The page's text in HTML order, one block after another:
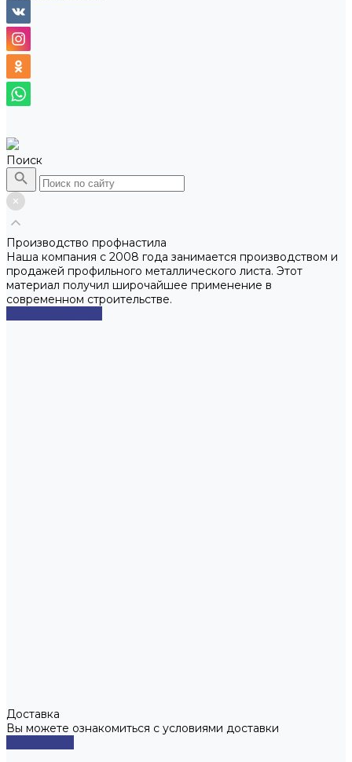
Поиск
Производство профнастила
Наша компания с 2008 года занимается производством и
продажей профильного металлического листа. Этот
материал получил широчайшее применение в
современном строительстве.
Доставка
Вы можете ознакомиться с условиями доставки